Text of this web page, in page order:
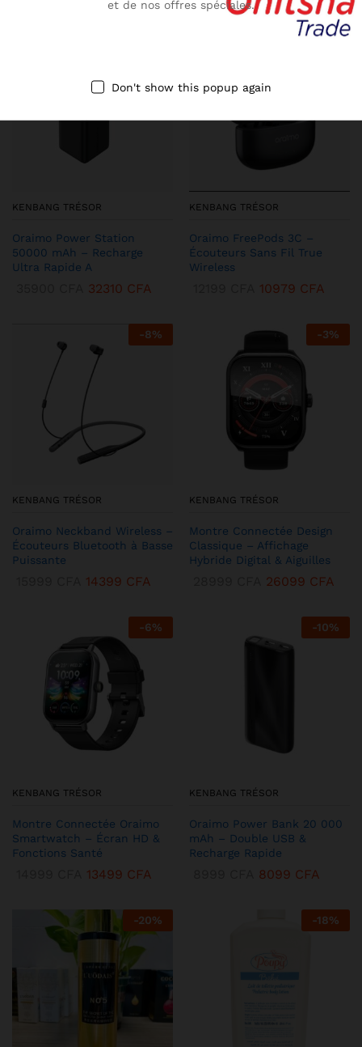
KENBANG TRÉSOR
Oraimo Power Station
50000 mAh – Recharge
Ultra Rapide A
32310 CFA
- %
KENBANG TRÉSOR
Oraimo FreePods 3C –
Écouteurs Sans Fil True
Wireless
10979 CFA
-8%
KENBANG TRÉSOR
Oraimo Neckband Wireless –
Écouteurs Bluetooth à Basse
Puissante
14399 CFA
-3%
KENBANG TRÉSOR
Montre Connectée Design
Classique – Affichage
Hybride Digital & Aiguilles
26099 CFA
-6%
KENBANG TRÉSOR
Montre Connectée Oraimo
Smartwatch – Écran HD &
Fonctions Santé
13499 CFA
-10%
KENBANG TRÉSOR
Oraimo Power Bank 20 000
mAh – Double USB &
Recharge Rapide
8099 CFA
-20% -18%
et de nos offres spéciales.
Don't show this popup again